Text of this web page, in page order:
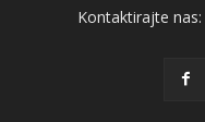
Kontaktirajte nas: